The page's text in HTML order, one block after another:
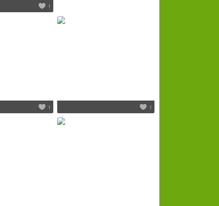
1
1 1